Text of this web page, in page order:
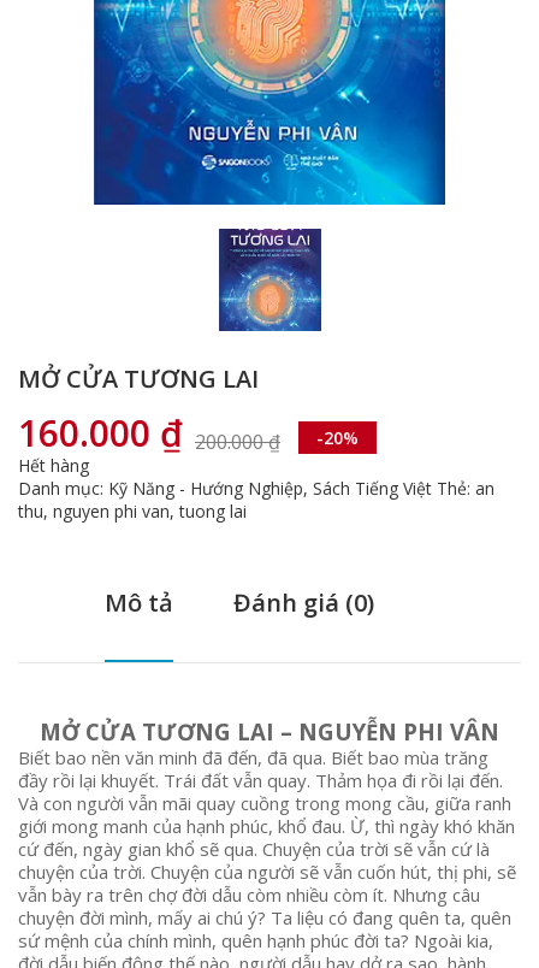
MỞ CỬA TƯƠNG LAI
200.000₫
Giá
gốc
là:
200.000 ₫.
160.000 ₫
Giá
hiện
tại
-20%
Hết hàng
Danh mục: Kỹ Năng - Hướng Nghiệp, Sách Tiếng Việt Thẻ: an
thu, nguyen phi van,tuong lai
Mô tả Đánh giá (0)
MỞ CỬA TƯƠNG LAI – NGUYỄN PHI VÂN
Biết bao nền văn minh đã đến, đã qua. Biết bao mùa trăng
đầy rồi lại khuyết. Trái đất vẫn quay. Thảm họa đi rồi lại đến.
Và con người vẫn mãi quay cuồng trong mong cầu, giữa ranh
giới mong manh của hạnh phúc, khổ đau. Ừ, thì ngày khó khăn
cứ đến, ngày gian khổ sẽ qua. Chuyện của trời sẽ vẫn cứ là
chuyện của trời. Chuyện của người sẽ vẫn cuốn hút, thị phi, sẽ
vẫn bày ra trên chợ đời dẫu còm nhiều còm ít. Nhưng câu
chuyện đời mình, mấy ai chú ý? Ta liệu có đang quên ta, quên
sứ mệnh của chính mình, quên hạnh phúc đời ta? Ngoài kia,